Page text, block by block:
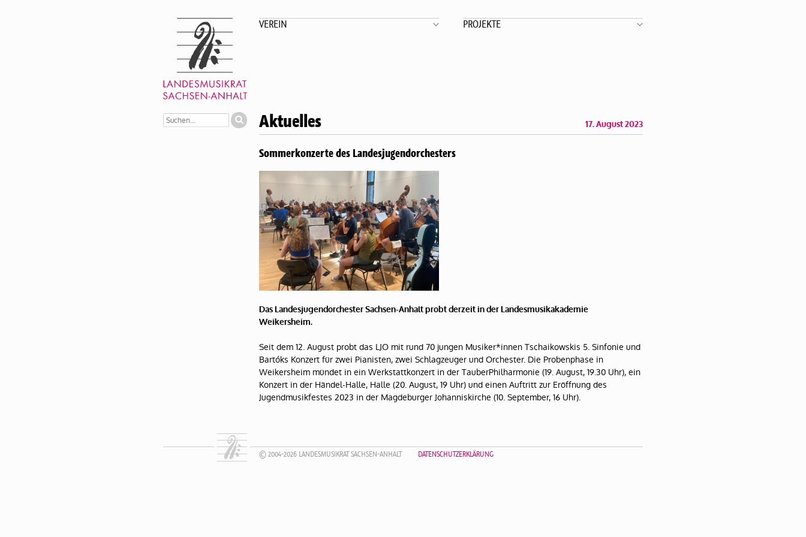
VEREIN PROJEKTE
Aktuelles 17. August 2023
Sommerkonzerte des Landesjugendorchesters
Das Landesjugendorchester Sachsen-Anhalt probt derzeit in der Landesmusikakademie
Weikersheim.
Seit dem 12. August probt das LJO mit rund 70 jungen Musiker*innen Tschaikowskis 5. Sinfonie und
Bartóks Konzert für zwei Pianisten, zwei Schlagzeuger und Orchester. Die Probenphase in
Weikersheim mündet in ein Werkstattkonzert in der TauberPhilharmonie (19. August, 19.30 Uhr), ein
Konzert in der Händel-Halle, Halle (20. August, 19 Uhr) und einen Auftritt zur Eröffnung des
Jugendmusikfestes 2023 in der Magdeburger Johanniskirche (10. September, 16 Uhr).
© 2004-2026 LANDESMUSIKRAT SACHSEN-ANHALT DATENSCHUTZERKLÄRUNG